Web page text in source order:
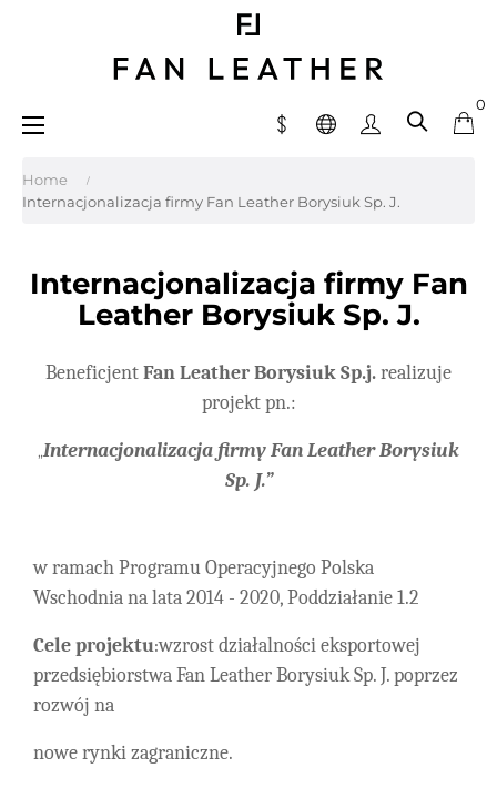
0
Toggle
☰
Home
Internacjonalizacja firmy Fan Leather Borysiuk Sp. J.
Internacjonalizacja firmy Fan
Leather Borysiuk Sp. J.
BeneficjentFan Leather Borysiuk Sp.j.realizuje
projekt pn.:
„Internacjonalizacja firmy Fan Leather Borysiuk
Sp. J.”
w ramach Programu Operacyjnego Polska
Wschodnia na lata 2014 - 2020, Poddziałanie 1.2
Cele projektu:wzrost działalności eksportowej
przedsiębiorstwa Fan Leather Borysiuk Sp. J. poprzez
rozwój na
nowe rynki zagraniczne.